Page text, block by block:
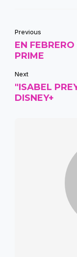
Previous
EN
PRIME
Next
"ISABEL
DISNEY+